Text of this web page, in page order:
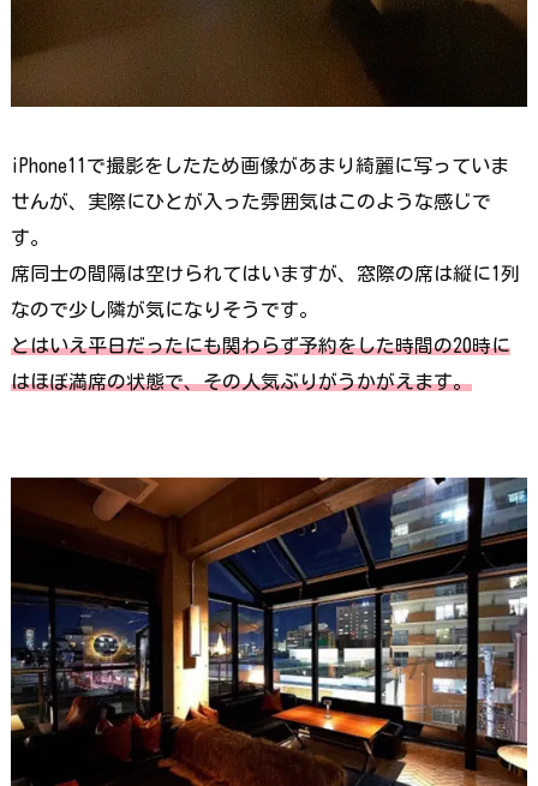
iPhone11で撮影をしたため画像があまり綺麗に写っていま
せんが、実際にひとが入った雰囲気はこのような感じで
す。
席同士の間隔は空けられてはいますが、窓際の席は縦に1列
なので少し隣が気になりそうです。
とはいえ平日だったにも関わらず予約をした時間の20時に
はほぼ満席の状態で、その人気ぶりがうかがえます。